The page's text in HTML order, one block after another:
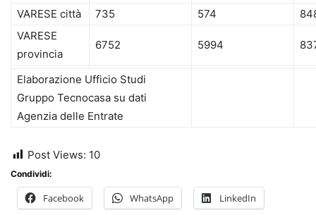
VARESE città 735 574
VARESE
provincia
6752 5994
Elaborazione Ufficio Studi
Gruppo Tecnocasa su dati
Agenzia delle Entrate
Post Views: 10
Condividi:
Facebook WhatsApp LinkedIn